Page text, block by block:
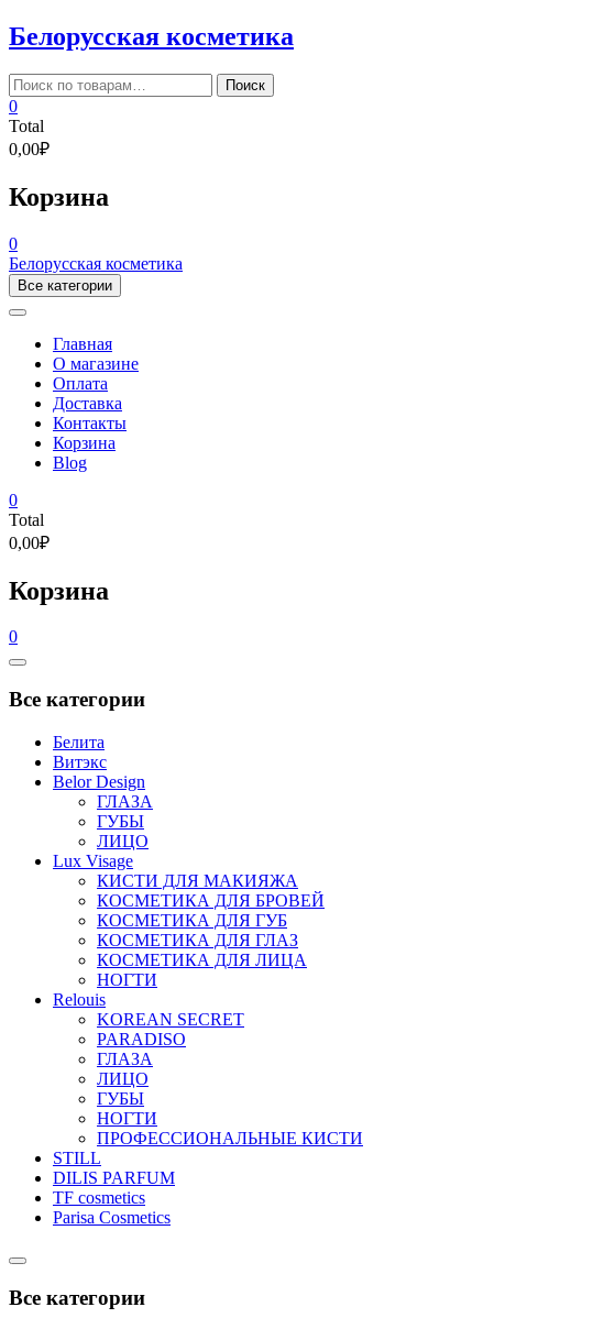
Skip
to
content
Белорусская косметика
Искать: Поиск
0
Total
0,00₽
Корзина
0
Белорусская косметика
Все категории
Главная
О магазине
Оплата
Доставка
Контакты
Корзина
Blog
0
Total
0,00₽
Корзина
0
Catalog
Все категории
Белита
Витэкс
Belor Design
ГЛАЗА
ГУБЫ
ЛИЦО
Lux Visage
КИСТИ ДЛЯ МАКИЯЖА
КОСМЕТИКА ДЛЯ БРОВЕЙ
КОСМЕТИКА ДЛЯ ГУБ
КОСМЕТИКА ДЛЯ ГЛАЗ
КОСМЕТИКА ДЛЯ ЛИЦА
НОГТИ
Relouis
KOREAN SECRET
PARADISO
ГЛАЗА
ЛИЦО
ГУБЫ
НОГТИ
ПРОФЕССИОНАЛЬНЫЕ КИСТИ
STILL
DILIS PARFUM
TF cosmetics
Parisa Cosmetics
Catalog
Все категории